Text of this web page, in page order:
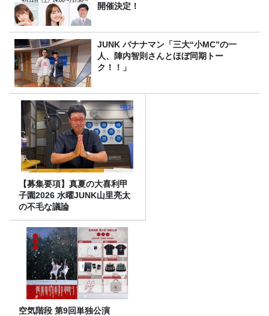
開催決定！
JUNK バナナマン「三大“小MC”の一
人、陣内智則さんとほぼ同期トー
ク！！」
【募集要項】真夏の大喜利甲
子園2026 水曜JUNK山里亮太
の不毛な議論
空気階段 第9回単独公演